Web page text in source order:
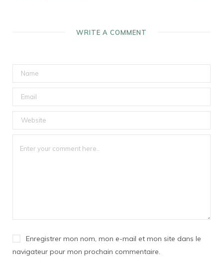
WRITE A COMMENT
Enregistrer mon nom, mon e-mail et mon site dans le
navigateur pour mon prochain commentaire.